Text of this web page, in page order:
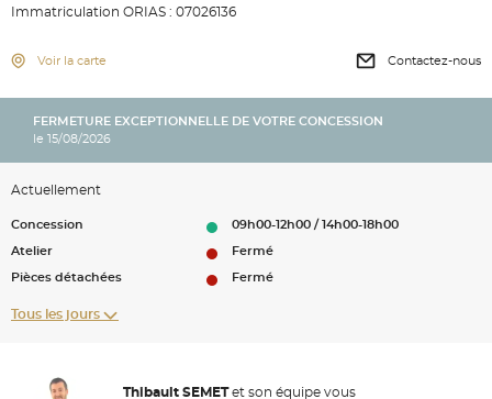
Immatriculation ORIAS : 07026136
Voir la carte Contactez-nous
FERMETURE EXCEPTIONNELLE DE VOTRE CONCESSION
le 15/08/2026
Actuellement
Concession 09h00-12h00 / 14h00-18h00
Atelier Fermé
Pièces détachées Fermé
Tous les jours
Thibault SEMETet son équipe vous